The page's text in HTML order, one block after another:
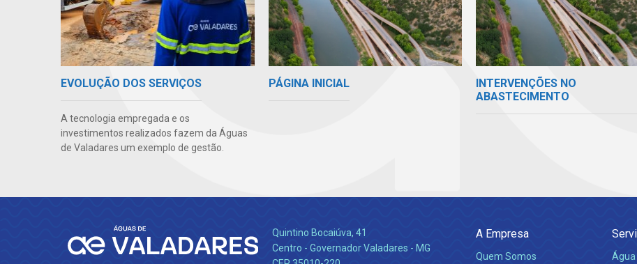
EVOLUÇÃO DOS SERVIÇOS
A tecnologia empregada e os
investimentos realizados fazem da Águas
de Valadares um exemplo de gestão.
PÁGINA INICIAL
INTERVENÇÕES NO
ABASTECIMENTO
Quintino Bocaiúva, 41
Centro - Governador Valadares - MG
A Empresa
Quem Somos Água